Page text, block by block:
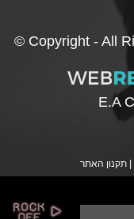
© Copyright - All
E.A
תקנון האתר